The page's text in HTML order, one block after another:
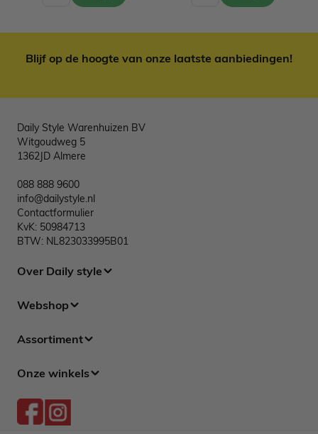
Blijf op de hoogte van onze laatste aanbiedingen!
Daily Style Warenhuizen BV
Witgoudweg 5
1362JD Almere
088 888 9600
info@dailystyle.nl
Contactformulier
KvK: 50984713
BTW: NL823033995B01
Over Daily style
Webshop
Assortiment
Onze winkels